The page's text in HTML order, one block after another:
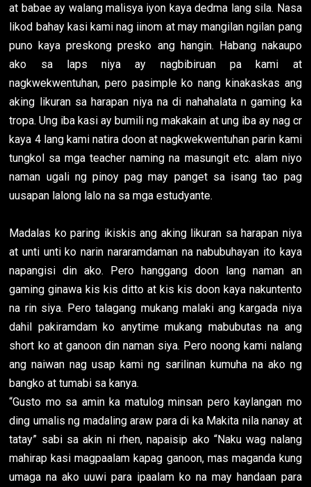
at babae ay walang malisya iyon kaya dedma lang sila. Nasa
likod bahay kasi kami nag iinom at may mangilan ngilan pang
puno kaya preskong presko ang hangin. Habang nakaupo
ako sa laps niya ay nagbibiruan pa kami at
nagkwekwentuhan, pero pasimple ko nang kinakaskas ang
aking likuran sa harapan niya na di nahahalata n gaming ka
tropa. Ung iba kasi ay bumili ng makakain at ung iba ay nag cr
kaya 4 lang kami natira doon at nagkwekwentuhan parin kami
tungkol sa mga teacher naming na masungit etc. alam niyo
naman ugali ng pinoy pag may panget sa isang tao pag
uusapan lalong lalo na sa mga estudyante.
Madalas ko paring ikiskis ang aking likuran sa harapan niya
at unti unti ko narin nararamdaman na nabubuhayan ito kaya
napangisi din ako. Pero hanggang doon lang naman an
gaming ginawa kis kis ditto at kis kis doon kaya nakuntento
na rin siya. Pero talagang mukang malaki ang kargada niya
dahil pakiramdam ko anytime mukang mabubutas na ang
short ko at ganoon din naman siya. Pero noong kami nalang
ang naiwan nag usap kami ng sarilinan kumuha na ako ng
bangko at tumabi sa kanya.
“Gusto mo sa amin ka matulog minsan pero kaylangan mo
ding umalis ng madaling araw para di ka Makita nila nanay at
tatay” sabi sa akin ni rhen, napaisip ako “Naku wag nalang
mahirap kasi magpaalam kapag ganoon, mas maganda kung
umaga na ako uuwi para ipaalam ko na may handaan para